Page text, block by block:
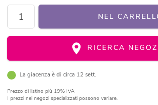
NEL
RICERCA
La giacenza è di circa 12 sett.
Prezzo di listino più 19% IVA
I prezzi nei negozi specializzati possono variare.